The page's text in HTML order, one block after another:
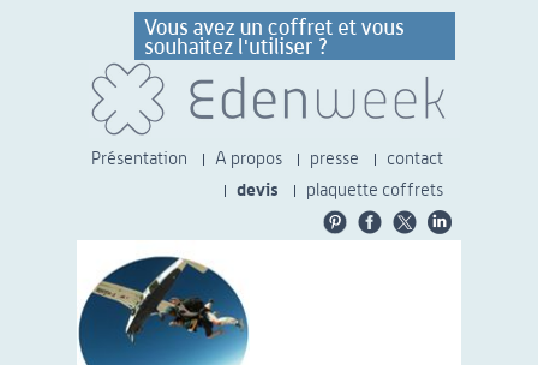
Présentation A propos presse
contact
devis
plaquette coffrets